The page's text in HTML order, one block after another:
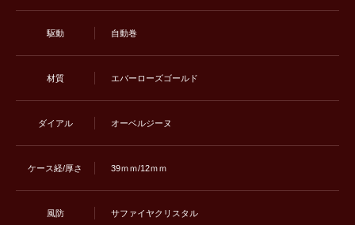
駆動 自動巻
材質 エバーローズゴールド
ダイアル オーベルジーヌ
ケース経/厚さ 39ｍｍ/12ｍｍ
風防 サファイヤクリスタル